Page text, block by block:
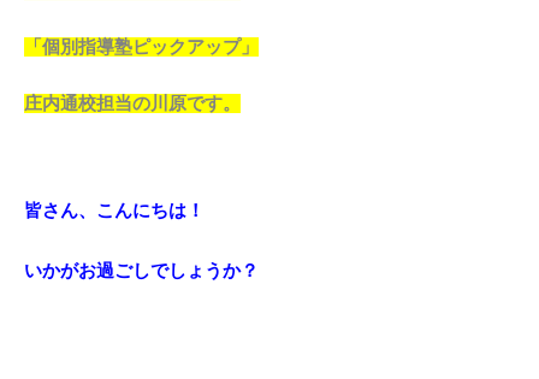
「個別指導塾ピックアップ」
庄内通校担当の川原です。
皆さん、こんにちは！
いかがお過ごしでしょうか？